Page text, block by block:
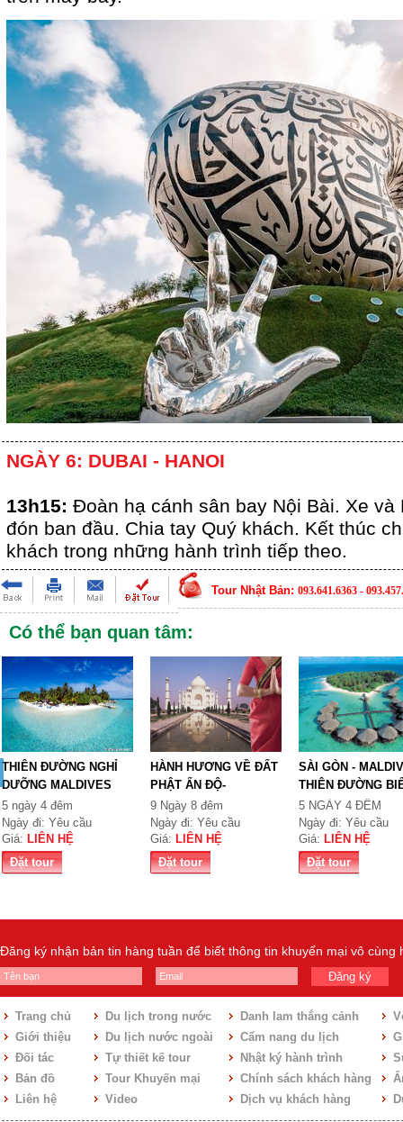
NGÀY 6: DUBAI - HANOI
13h15: Đoàn hạ cánh sân bay Nội Bài. Xe
đón ban đầu. Chia tay Quý khách. Kết thúc
khách trong những hành trình tiếp theo.
Tour Nhật Bản: 093.641.6363 -
Có thể bạn quan tâm:
THIÊN ĐƯỜNG NGHỈ
DƯỠNG MALDIVES
FREE a...
5 ngày 4 đêm
Ngày đi: Yêu cầu
Giá: LIÊN HỆ
Đặt tour
HÀNH HƯƠNG VỀ ĐẤT
PHẬT ẤN ĐỘ-
NEPAL9N
9 Ngày 8 đêm
Ngày đi: Yêu cầu
Giá: LIÊN HỆ
Đặt tour
SÀI GÒN -
THIÊN ĐƯỜNG
5 NGÀY 4 ĐÊM
Ngày đi: Yêu cầu
Giá: LIÊN HỆ
Đặt tour
Đăng ký nhận bản tin hàng tuần để biết thông tin khuyến mại vô cùng
Đăng ký
Trang chủ
Giới thiệu
Đối tác
Bản đồ
Liên hệ
Du lịch trong nước
Du lịch nước ngoài
Tự thiết kế tour
Tour Khuyến mại
Video
Danh lam thắng cảnh
Cẩm nang du lịch
Nhật ký hành trình
Chính sách khách hàng
Dịch vụ khách hàng